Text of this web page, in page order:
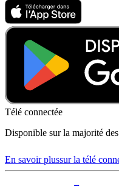
Télé connectée
Disponible sur la majorité
En savoir plussur la télé